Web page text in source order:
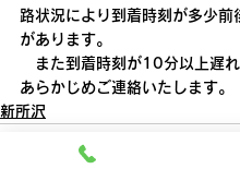
路状況により到着時刻が多少前
があります。
また到着時刻が10分以上遅
あらかじめご連絡いたします。
新所沢